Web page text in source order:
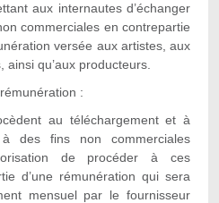
aux internautes d’échanger
commerciales en contrepartie
versée aux artistes, aux
qu’aux producteurs.
:
au téléchargement et à
à des fins non commerciales
de procéder à ces
d’une rémunération qui sera
mensuel par le fournisseur